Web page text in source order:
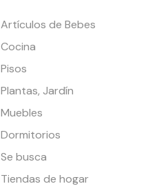
Artículos de Bebes
Cocina
Pisos
Plantas, Jardín
Muebles
Dormitorios
Se busca
Tiendas de hogar